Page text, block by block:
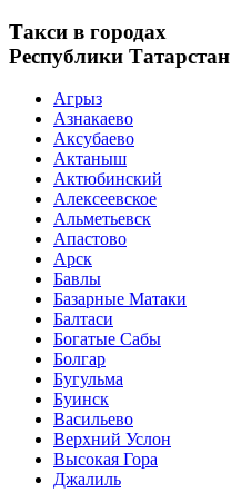
Такси в городах
Республики Татарстан
Агрыз
Азнакаево
Аксубаево
Актаныш
Актюбинский
Алексеевское
Альметьевск
Апастово
Арск
Бавлы
Базарные Матаки
Балтаси
Богатые Сабы
Болгар
Бугульма
Буинск
Васильево
Верхний Услон
Высокая Гора
Джалиль